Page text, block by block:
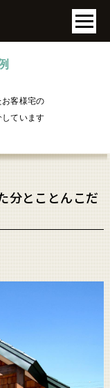
客様宅の
ています
分とことんこだ